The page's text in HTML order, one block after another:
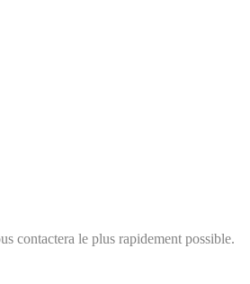
contactera le plus rapidement possible.